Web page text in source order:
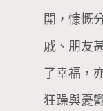
開，慷慨
戚、朋友
了幸福，
狂躁與憂